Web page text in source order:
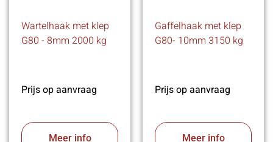
Wartelhaak met klep
G80 - 8mm 2000 kg
Prijs op aanvraag
Meer info
Gaffelhaak met klep
G80- 10mm 3150 kg
Prijs op aanvraag
Meer info